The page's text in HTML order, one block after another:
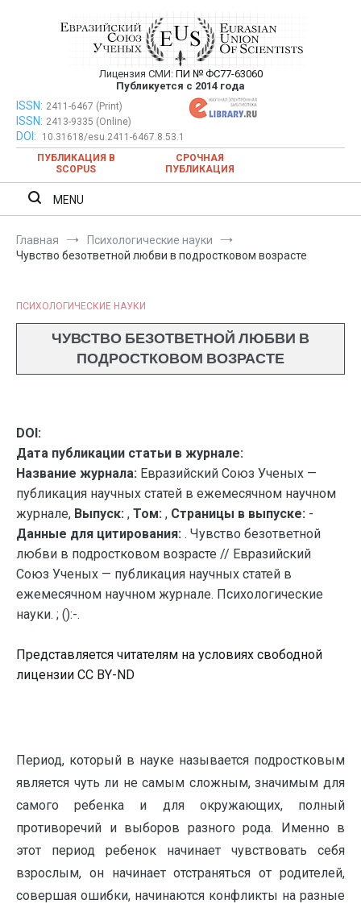
Евразийский Союз Ученых —
публикация научных статей в
ежемесячном научном журнале
Лицензия СМИ: ПИ № ФС77-63060
Публикуется с 2014 года
Евразийский Союз Ученых — публикация научных статей в
ежемесячном научном журнале
ISSN: 2411-6467 (Print)
ISSN: 2413-9335 (Online)
DOI:
10.31618/esu.2411-6467.8.53.1
ПУБЛИКАЦИЯ В
SCOPUS
СРОЧНАЯ
ПУБЛИКАЦИЯ
MENU
Главная
Психологические науки
Чувство безответной любви в подростковом возрасте
ПСИХОЛОГИЧЕСКИЕ НАУКИ
ЧУВСТВО БЕЗОТВЕТНОЙ ЛЮБВИ В
ПОДРОСТКОВОМ ВОЗРАСТЕ
DOI:
Дата публикации статьи в журнале:
Название журнала: Евразийский Союз Ученых —
публикация научных статей в ежемесячном научном
журнале, Выпуск: , Том: , Страницы в выпуске: -
Данные для цитирования: . Чувство безответной
любви в подростковом возрасте // Евразийский
Союз Ученых — публикация научных статей в
ежемесячном научном журнале. Психологические
науки. ; ():-.
Представляется читателям на условиях свободной
лицензии CC BY-ND
Период, который в науке называется подростковым
является чуть ли не самым сложным, значимым для
самого ребенка и для окружающих, полный
противоречий и выборов разного рода. Именно в
этот период ребенок начинает чувствовать себя
взрослым, он начинает отстраняться от родителей,
совершая ошибки, начинаются конфликты на разные